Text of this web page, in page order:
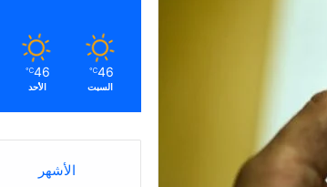
46
℃
السبت
46
℃
الأحد
الأشهر